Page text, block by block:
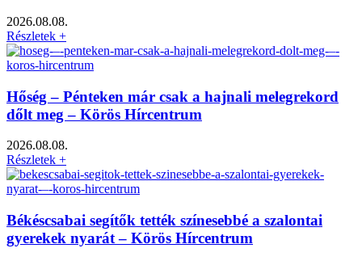
2026.08.08.
Részletek +
Hőség – Pénteken már csak a hajnali melegrekord
dőlt meg – Körös Hírcentrum
2026.08.08.
Részletek +
Békéscsabai segítők tették színesebbé a szalontai
gyerekek nyarát – Körös Hírcentrum